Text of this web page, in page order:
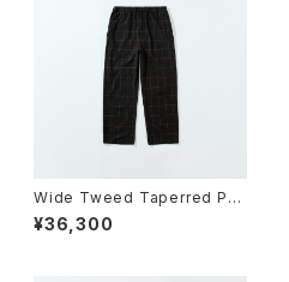
Wide Tweed Taperred Pan
ts
¥36,300